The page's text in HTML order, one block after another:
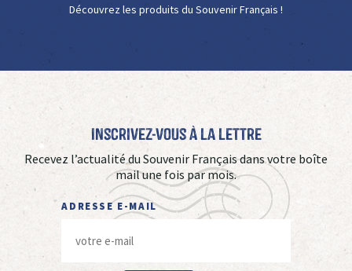
Découvrez les produits du Souvenir Français !
Inscrivez-vous à La Lettre
Recevez l’actualité du Souvenir Français dans votre boîte
mail une fois par mois.
ADRESSE E-MAIL